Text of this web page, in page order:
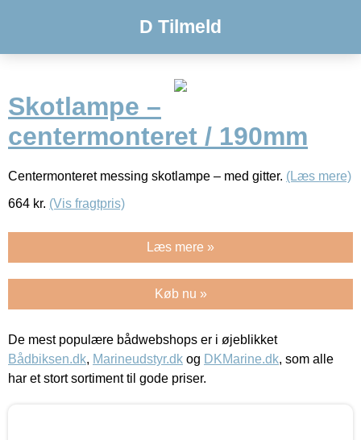
D Tilmeld
Skotlampe –
centermonteret / 190mm
Centermonteret messing skotlampe – med gitter. (Læs mere)
664 kr. (Vis fragtpris)
Læs mere »
Køb nu »
De mest populære bådwebshops er i øjeblikket
Bådbiksen.dk, Marineudstyr.dk og DKMarine.dk, som alle
har et stort sortiment til gode priser.